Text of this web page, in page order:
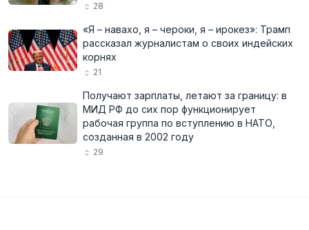
28
«Я – навахо, я – чероки, я – ирокез»: Трамп
рассказал журналистам о своих индейских
корнях
21
Получают зарплаты, летают за границу: в
МИД РФ до сих пор функционирует
рабочая группа по вступлению в НАТО,
созданная в 2002 году
29